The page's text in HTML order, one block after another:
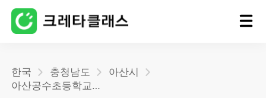
한국 충청남도
아산시
아산공수초등학교병설유치원